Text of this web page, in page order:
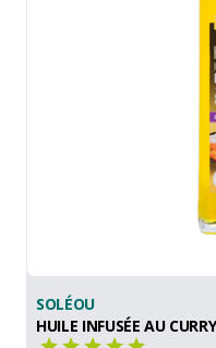
SOLÉOU
HUILE INFUSÉE AU CURRY